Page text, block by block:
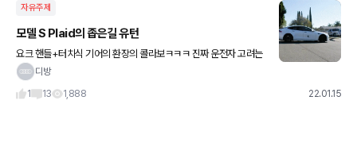
자유주제
모델 S Plaid의 좁은길 유턴
요크 핸들+터치식 기어의 환장의 콜라보ㅋㅋㅋ 진짜 운전자 고려는
하나도 안 하고 겉멋에만 치중한 아주 멍청한 디자인 같습니다.
디방
1
13 1,888 22.01.15